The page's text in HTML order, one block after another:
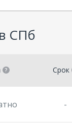
СПб
Срок
-